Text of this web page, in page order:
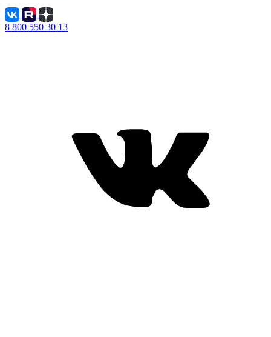
8 800 550 30 13